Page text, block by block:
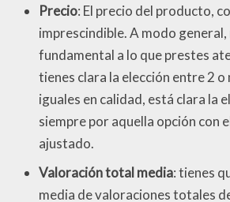
Precio: El precio del producto,
imprescindible. A modo
fundamental a lo que prestes
tienes clara la elección entre 2
iguales en calidad, está clara la
siempre por aquella opción con
ajustado.
Valoración total media: tienes
media de valoraciones totales